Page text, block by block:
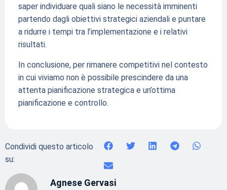
saper individuare quali siano le necessità imminenti
partendo dagli obiettivi strategici aziendali e puntare
a ridurre i tempi tra l’implementazione e i relativi
risultati.
In conclusione, per rimanere competitivi nel contesto
in cui viviamo non è possibile prescindere da una
attenta pianificazione strategica e un’ottima
pianificazione e controllo.
Condividi questo articolo
su:
Agnese Gervasi